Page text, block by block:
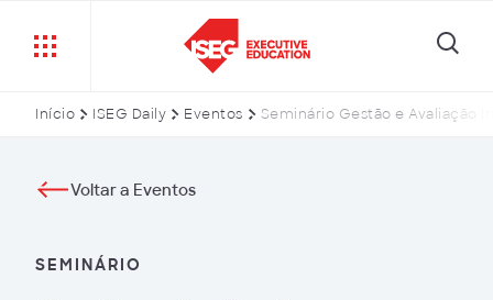
Início ISEG Daily Eventos Seminário Gestão e Avaliação
Voltar a Eventos
SEMINÁRIO